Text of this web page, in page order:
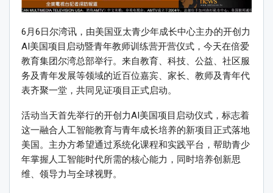
6月6日尔湾讯，由美国亚太青少年成长中心主办的开创力
AI美国项目启动暨青年教师训练营开营仪式，今天在倍爱
教育集团尔湾总部举行。来自教育、科技、公益、社区服
务及青年发展等领域的近百位嘉宾、家长、教师及青年代
表齐聚一堂，共同见证项目正式启动。
活动当天首先举行的开创力AI美国项目启动仪式，标志着
这一融合人工智能教育与青年成长培养的新项目正式落地
美国。主办方希望通过系统化课程和实践平台，帮助青少
年掌握人工智能时代所需的核心能力，同时培养创新思
维、领导力与全球视野。